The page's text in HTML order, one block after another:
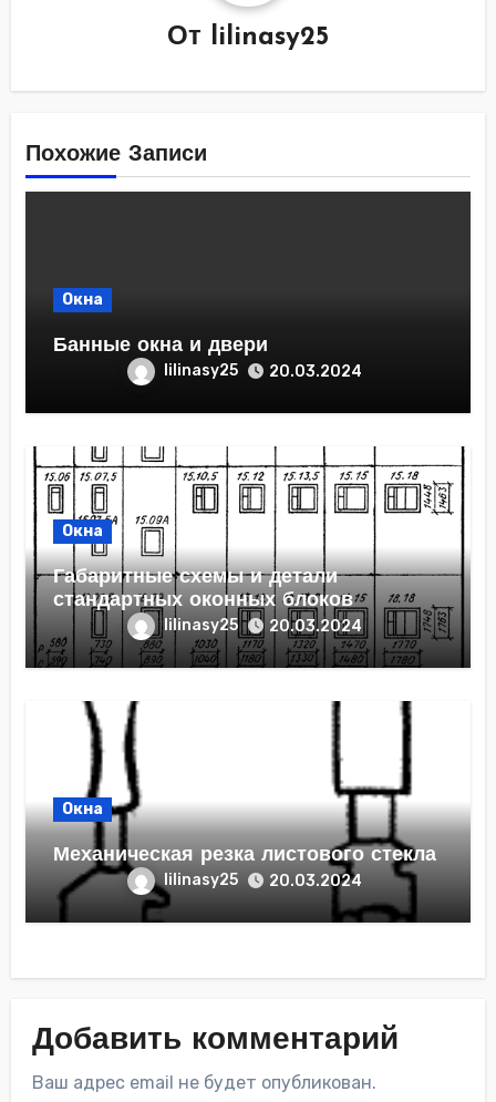
От lilinasy25
Похожие Записи
Окна
Банные окна и двери
lilinasy25 20.03.2024
Окна
Габаритные схемы и детали
стандартных оконных блоков
lilinasy25 20.03.2024
Окна
Механическая резка листового стекла
lilinasy25 20.03.2024
Добавить комментарий
Ваш адрес email не будет опубликован.